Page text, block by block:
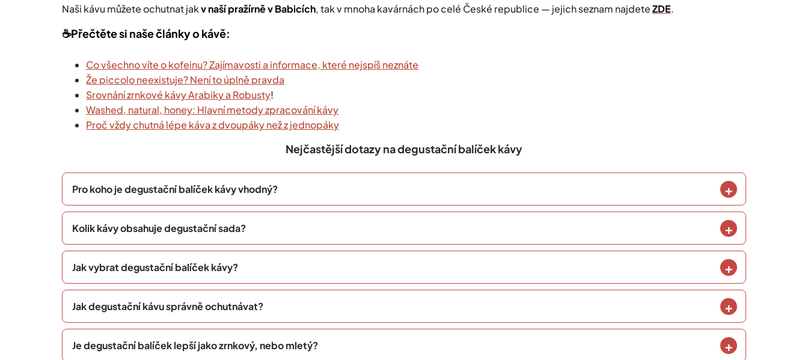
Naši kávu můžete ochutnat jakv naší pražírně v Babicích, tak v mnoha kavárnách po celé České republice — jejich seznam najdeteZDE.
☕️Přečtěte si naše články o kávě:
Co všechno víte o kofeinu? Zajímavosti a informace, které nejspíš neznáte
Že piccolo neexistuje? Není to úplně pravda
Srovnání zrnkové kávy Arabiky a Robusty!
Washed, natural, honey: Hlavní metody zpracování kávy
Proč vždy chutná lépe káva z dvoupáky než z jednopáky
Nejčastější dotazy na degustační balíček kávy
Pro koho je degustační balíček kávy vhodný?
Kolik kávy obsahuje degustační sada?
Jak vybrat degustační balíček kávy?
Jak degustační kávu správně ochutnávat?
Je degustační balíček lepší jako zrnkový, nebo mletý?